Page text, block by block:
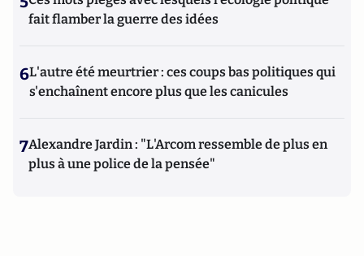
fait flamber la guerre des idées
6L'autre été meurtrier : ces coups bas politiques qui
s'enchaînent encore plus que les canicules
7Alexandre Jardin : "L'Arcom ressemble de plus en
plus à une police de la pensée"